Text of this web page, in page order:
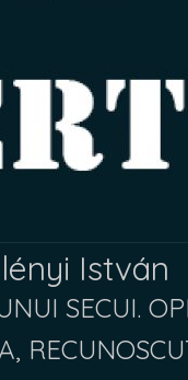
István
SECUI.